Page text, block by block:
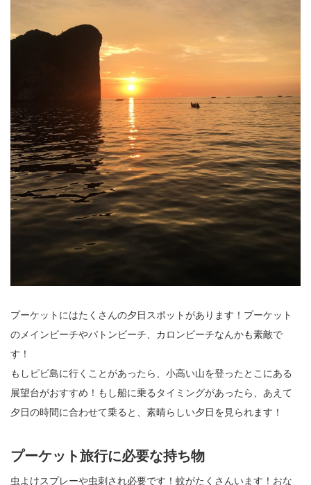
プーケットにはたくさんの夕日スポットがあります！プーケット
のメインビーチやパトンビーチ、カロンビーチなんかも素敵で
す！
もしピピ島に行くことがあったら、小高い山を登ったとこにある
展望台がおすすめ！もし船に乗るタイミングがあったら、あえて
夕日の時間に合わせて乗ると、素晴らしい夕日を見られます！
プーケット旅行に必要な持ち物
虫よけスプレーや虫刺され必要です！蚊がたくさんいます！おな